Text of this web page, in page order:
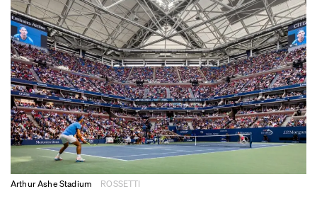
Arthur Ashe Stadium ROSSETTI